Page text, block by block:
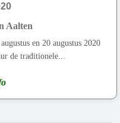
Aalten
en 20 augustus 2020
de traditionele...